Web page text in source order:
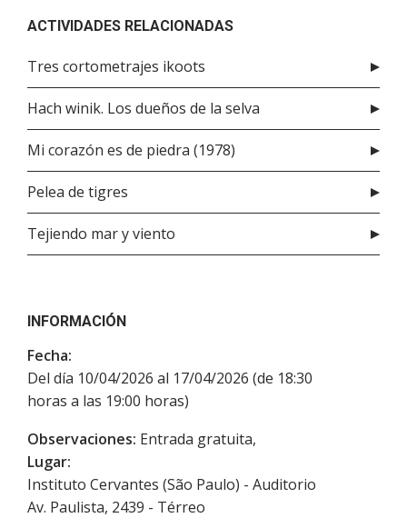
ACTIVIDADES RELACIONADAS
Tres cortometrajes ikoots
Hach winik. Los dueños de la selva
Mi corazón es de piedra (1978)
Pelea de tigres
Tejiendo mar y viento
INFORMACIÓN
Fecha:
Del día 10/04/2026 al 17/04/2026 (de 18:30
horas a las 19:00 horas)
Observaciones: Entrada gratuita,
Lugar:
Instituto Cervantes (São Paulo) - Auditorio
Av. Paulista, 2439 - Térreo